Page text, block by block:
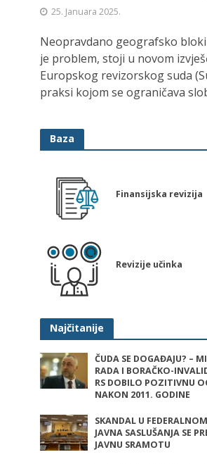
25. Januara 2025.
Neopravdano geografsko
je problem, stoji u novom
Europskog revizorskog suda
praksi kojom se ograničava
Baza
Finansijska revizija
Revizije učinka
Najčitanije
ČUDA SE DOGAĐAJU? –
RADA I BORAČKO-
RS DOBILO POZITIVNU
NAKON 2011. GODINE
SKANDAL U
JAVNA SASLUŠANJA SE
JAVNU SRAMOTU